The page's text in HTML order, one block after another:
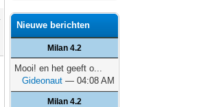
Nieuwe berichten
Milan 4.2
Mooi! en het geeft o...
Gideonaut — 04:08 AM
Milan 4.2